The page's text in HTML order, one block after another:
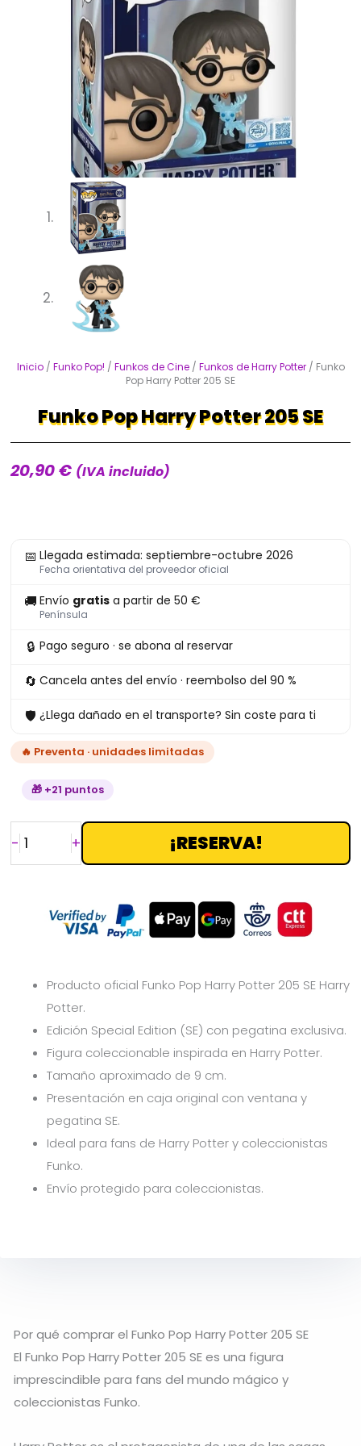
Inicio/ Funko Pop! / Funkos de Cine/ Funkos de Harry Potter/ Funko
Pop Harry Potter 205 SE
Funko Pop Harry Potter 205 SE
20,90€ (IVA incluido)
📅 Llegada estimada: septiembre-octubre 2026
Fecha orientativa del proveedor oficial
🚚 Envío gratis a partir de 50 €
Península
🔒 Pago seguro · se abona al reservar
🔄 Cancela antes del envío · reembolso del 90 %
🛡 ¿Llega dañado en el transporte? Sin coste para ti
🔥 Preventa · unidades limitadas
🎁 +21 puntos
-
Pop
Potter
SE
cantidad
+ ¡RESERVA!
Producto oficial Funko Pop Harry Potter 205 SE Harry
Potter.
Edición Special Edition (SE) con pegatina exclusiva.
Figura coleccionable inspirada en Harry Potter.
Tamaño aproximado de 9 cm.
Presentación en caja original con ventana y
pegatina SE.
Ideal para fans de Harry Potter y coleccionistas
Funko.
Envío protegido para coleccionistas.
Por qué comprar el Funko Pop Harry Potter 205 SE
El Funko Pop Harry Potter 205 SE es una figura
imprescindible para fans del mundo mágico y
coleccionistas Funko.